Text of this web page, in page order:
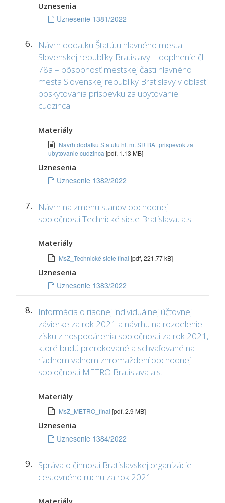
Uznesenia
Uznesenie 1381/2022
6.
Návrh dodatku Štatútu hlavného mesta
Slovenskej republiky Bratislavy – doplnenie čl.
78a – pôsobnosť mestskej časti hlavného
mesta Slovenskej republiky Bratislavy v oblasti
poskytovania príspevku za ubytovanie
cudzinca
Materiály
Navrh dodatku Statutu hl. m. SR BA_prispevok za
ubytovanie cudzinca [pdf, 1.13 MB]
Uznesenia
Uznesenie 1382/2022
7.
Návrh na zmenu stanov obchodnej
spoločnosti Technické siete Bratislava, a.s.
Materiály
MsZ_Technické siete final [pdf, 221.77 kB]
Uznesenia
Uznesenie 1383/2022
8.
Informácia o riadnej individuálnej účtovnej
závierke za rok 2021 a návrhu na rozdelenie
zisku z hospodárenia spoločnosti za rok 2021,
ktoré budú prerokované a schvaľované na
riadnom valnom zhromaždení obchodnej
spoločnosti METRO Bratislava a.s.
Materiály
MsZ_METRO_final [pdf, 2.9 MB]
Uznesenia
Uznesenie 1384/2022
9.
Správa o činnosti Bratislavskej organizácie
cestovného ruchu za rok 2021
Materiály